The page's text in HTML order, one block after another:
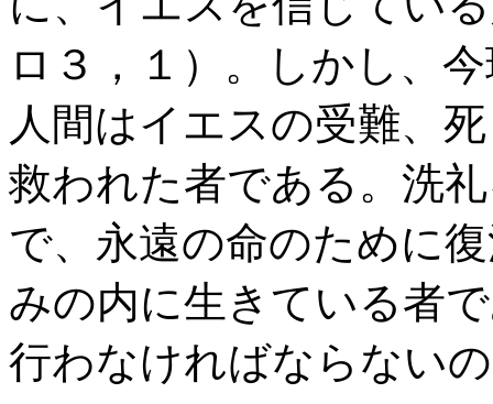
ロ３，１）。しかし、
人間はイエスの受難、
救われた者である。洗
で、永遠の命のために
みの内に生きている者
行わなければならない